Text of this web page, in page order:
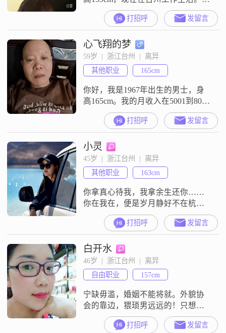
的月收入在8001到12000元之间，学
历是高中及以下。我是一个性格开
朗爱笑的人，平时也挺善解人意
的。在生活里，我比较注重生活品
质，也在追求稳定安逸的日子。我
有自己的兴趣爱好，喜欢美食烹
饪，也热爱游泳。在感情方面，我
觉得真诚沟通很重要。我希望能遇
到一
打招呼 发留言
心飞翔的梦
59岁  |  浙江台州  |  离异
其他职业
165cm
你好，我是1967年出生的男士，身
高165cm。我的月收入在5001到8000
元之间，现在在台州工作。我的学
历是高中及以下。我这个人性格比
较直接，平时是幽默风趣的，和大
家相处起来比较轻松。为人处世方
面，我是稳重可靠的，做事自信果
断，遇到问题能拿定主意。我性格
外向健谈，喜欢和人交流，平时心
态乐观积极。在与人交往中，我责
任
打招呼 发留言
小灵
45岁  |  浙江台州  |  离异
其他职业
163cm
你拿真心待我，我拿余生还你……
你在我在，便是岁月静好不在杭州
的勿扰
打招呼 发留言
白开水
46岁  |  浙江台州  |  离异
自由职业
157cm
宁缺毋滥，婚姻不能将就。外貌协
会的靠边，猥琐男远远的！只想找
到一生相守的真爱！知我懂我，疼
我的另一半，外地勿扰，有缘人只
打招呼 发留言